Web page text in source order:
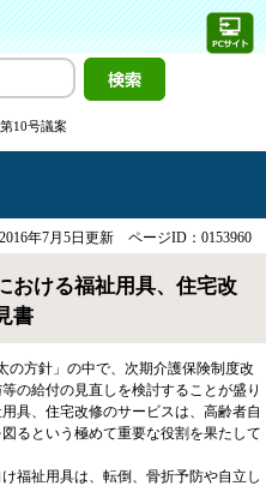
10号議案
年7月5日更新 ページID：0153960
おける福祉用具、住宅改
書
方針」の中で、次期介護保険制度改
の給付の見直しを検討することが盛り
具、住宅改修のサービスは、高齢者自
るという極めて重要な役割を果たして
福祉用具は、転倒、骨折予防や自立し